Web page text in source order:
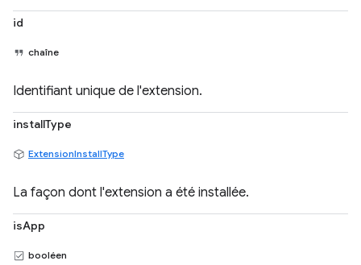
id
chaîne
Identifiant unique de l'extension.
installType
ExtensionInstallType
La façon dont l'extension a été installée.
isApp
booléen